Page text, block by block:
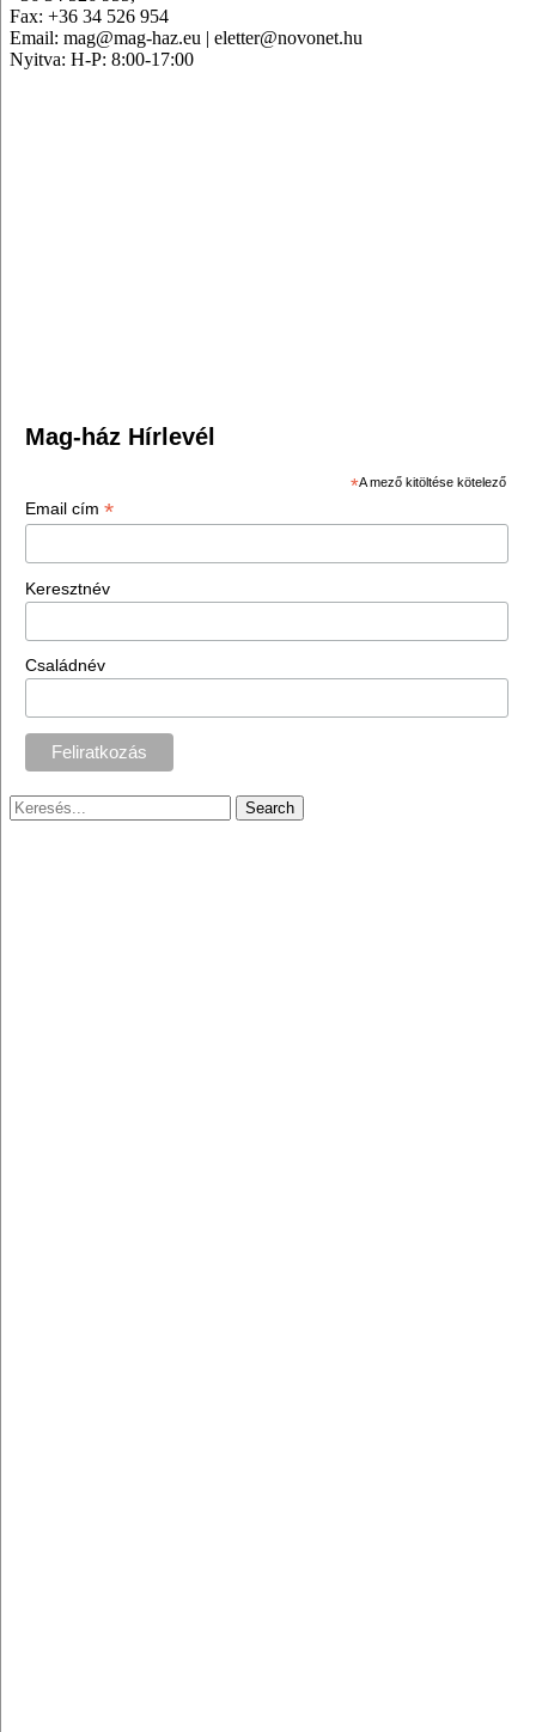
Fax: +36 34 526 954
Email: mag@mag-haz.eu | eletter@novonet.hu
Nyitva: H-P: 8:00-17:00
Mag-ház Hírlevél
*A mező kitöltése kötelező
Email cím *
Keresztnév
Családnév